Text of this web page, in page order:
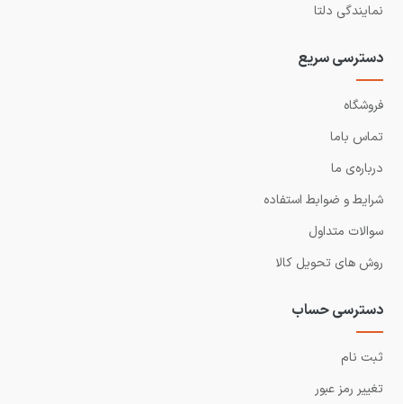
نمایندگی دلتا
دسترسی سریع
فروشگاه
تماس باما
درباره‌ی ما
شرایط و ضوابط استفاده
سوالات متداول
روش های تحویل کالا
دسترسی حساب
ثبت نام
تغییر رمز عبور